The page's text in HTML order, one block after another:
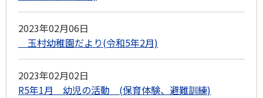
2023年02月06日
玉村幼稚園だより(令和5年2月)
2023年02月02日
R5年1月 幼児の活動 (保育体験、避難訓練)